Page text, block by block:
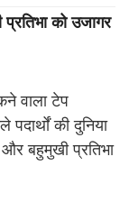
को उजागर
वाला टेप
की दुनिया
बहुमुखी प्रतिभा
है